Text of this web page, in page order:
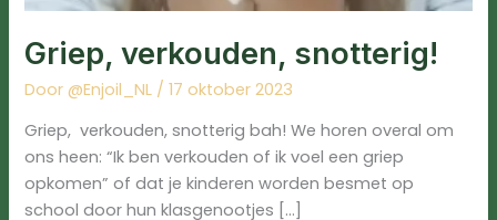
Griep, verkouden, snotterig!
Door@Enjoil_NL /17 oktober 2023
Griep, verkouden, snotterig bah! We horen overal om
ons heen: “Ik ben verkouden of ik voel een griep
opkomen” of dat je kinderen worden besmet op
school door hun klasgenootjes […]